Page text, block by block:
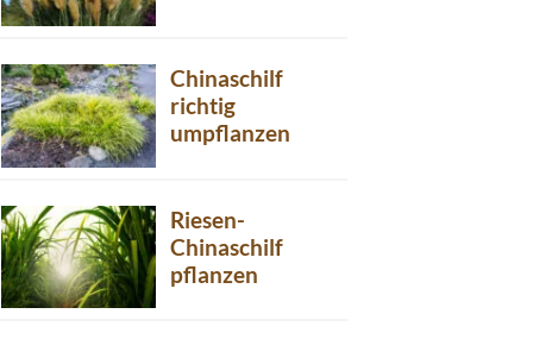
Chinaschilf
richtig
umpflanzen
Riesen-
Chinaschilf
pflanzen